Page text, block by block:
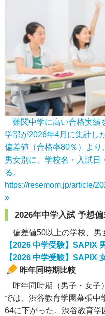
難関中学に高い合格実績
学部が2026年4月に集計し
偏差値（合格率80％）よ
男女別に、学校名・入試日
る。
https://resemom.jp/article/
»
2026年中学入試 予想偏
偏差値50以上の学校、男
【2026 中学受験】SAPIX
【2026 中学受験】SAPIX
昨年同時期比較
昨年同時期（男子・女子
では、渋谷教育学園幕張中
64に下がった。渋谷教育